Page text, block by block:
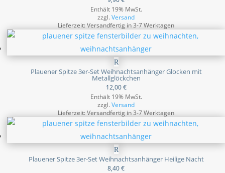
Enthält 19% MwSt.
zzgl.Versand
Lieferzeit: Versandfertig in 3-7 Werktagen
Plauener Spitze 3er-Set Weihnachtsanhänger Glocken mit
Metallglöckchen
12,00€
Enthält 19% MwSt.
zzgl.Versand
Lieferzeit: Versandfertig in 3-7 Werktagen
Plauener Spitze 3er-Set Weihnachtsanhänger Heilige Nacht
8,40€